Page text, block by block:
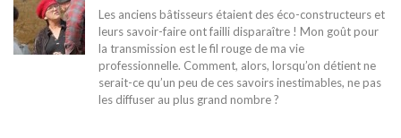
Les anciens bâtisseurs étaient des éco-constructeurs et
leurs savoir-faire ont failli disparaître ! Mon goût pour
la transmission est le fil rouge de ma vie
professionnelle. Comment, alors, lorsqu’on détient ne
serait-ce qu’un peu de ces savoirs inestimables, ne pas
les diffuser au plus grand nombre ?